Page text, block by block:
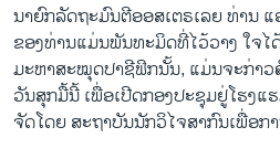
ນາຍົກລັດຖະມົນຕີອອສເຕຣເລຍ ທ່ານ
ຂອງທ່ານແມ່ນພັນທະມິດທີ່ໄວ້ວາງ ໃຈໄ
ມະຫາສະໝຸດປາຊີຟິກນັ້ນ, ແມ່ນຈະກ່າວ
ວັນສຸກມື້ນີ້ ເພື່ອເປີດກອງປະຊຸມຢູ່ໂຮງແ
ຈັດໂດຍ ສະຖາບັນນັກວິໄຈສາກົນເພື່ອກ